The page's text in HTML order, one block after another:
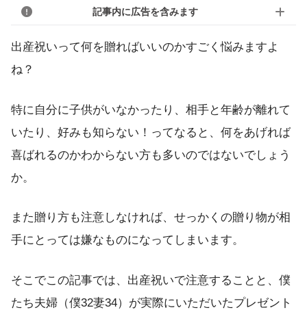
記事内に広告を含みます
出産祝いって何を贈ればいいのかすごく悩みますよ
ね？
特に自分に子供がいなかったり、相手と年齢が離れて
いたり、好みも知らない！ってなると、何をあげれば
喜ばれるのかわからない方も多いのではないでしょう
か。
また贈り方も注意しなければ、せっかくの贈り物が相
手にとっては嫌なものになってしまいます。
そこでこの記事では、出産祝いで注意することと、僕
たち夫婦（僕32妻34）が実際にいただいたプレゼント